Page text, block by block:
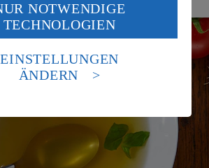
klickst, willigst du im Sinne
1 Satz 1 lit. a) DSGVO ein, dass deine
verarbeitet werden. Der EuGH sieht
mit einem nach europäischen
angemessenen Datenschutzniveau an.
eines Zugriffs durch US-
Herausgeber der Seite findest du
NOTWENDIGE
TECHNOLOGIEN
EINSTELLUNGEN
ÄNDERN